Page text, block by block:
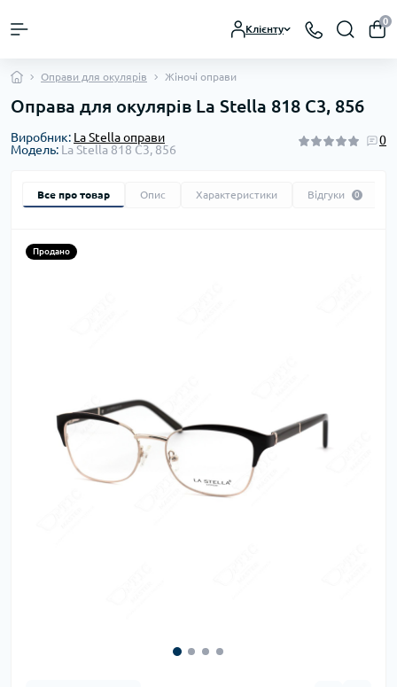
Клієнту
0
Оправи для окулярів Жіночі оправи
Оправа для окулярів La Stella 818 C3, 856
Виробник: La Stella оправи
Модель: La Stella 818 C3, 856
0
Все про товар Опис Характеристики Відгуки 0
Продано